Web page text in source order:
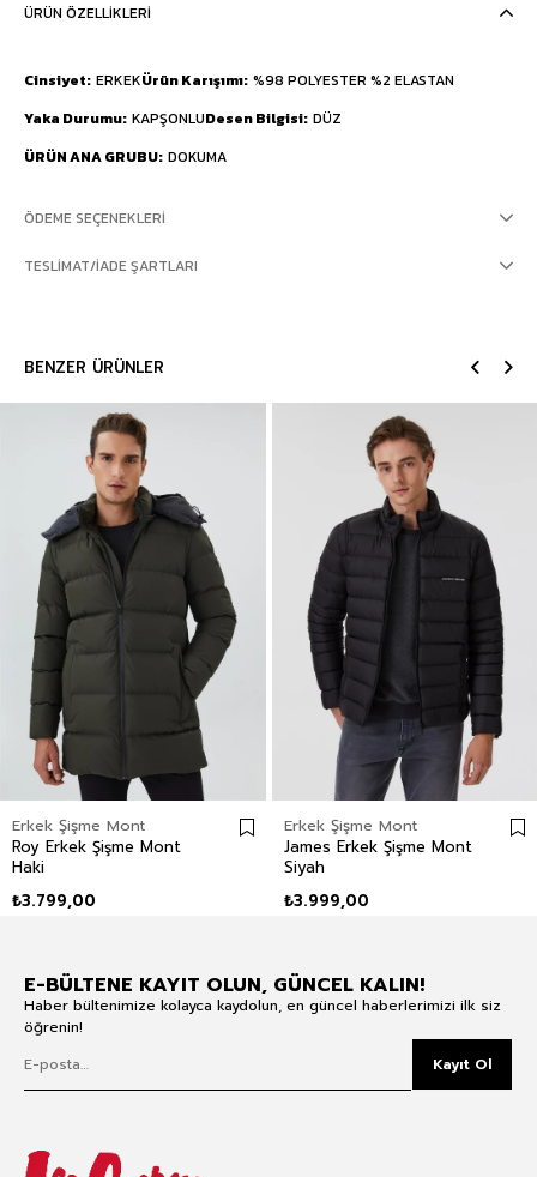
ÜRÜN ÖZELLIKLERI
Cinsiyet ERKEKÜrün Karışımı %98 POLYESTER %2 ELASTAN
Yaka Durumu KAPŞONLUDesen Bilgisi DÜZ
ÜRÜN ANA GRUBU DOKUMA
ÖDEME SEÇENEKLERI
TESLIMAT/İADE ŞARTLARI
BENZER ÜRÜNLER
Erkek Şişme Mont
Roy Erkek Şişme Mont
Haki
₺3.799,00
Erkek Şişme Mont
James Erkek Şişme Mont
Siyah
₺3.999,00
E-BÜLTENE KAYIT OLUN, GÜNCEL KALIN!
Haber bültenimize kolayca kaydolun, en güncel haberlerimizi ilk siz
öğrenin!
Kayıt Ol